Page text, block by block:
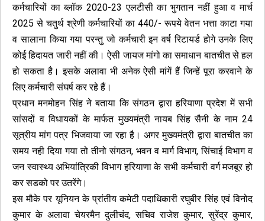
कर्मचारियों का ब्लॉक 2020-23 एलटीसी का भुगतान नहीं हुआ व मार्च
2025 से चतुर्थ श्रेणी कर्मचारियों का 440/- रूपये वेतन भत्ता काटा गया
व सालाना किया गया परन्तु जो कर्मचारी इन वर्ष रिटायर्ड होगे उनके लिए
कोई हिदायत जारी नहीं की। ऐसी जायज मांगो का समाधान बातचीत से हल
हो सकता है। इसके अलावा भी अनेक ऐसी मांगें हैं जिन्हें पूरा करवाने के
लिए कर्मचारी संघर्ष कर रहे हैं।
प्रधान मनमोहन सिंह ने बताया कि संगठन द्वारा हरियाणा प्रदेश में सभी
सांसदों व विधायकों के मार्फत मुख्यमंत्री नायब सिंह सैनी के नाम 24
सूत्रीय मांग पत्र भिजवाया जा रहा है। अगर मुख्यमंत्री द्वारा बातचीत का
समय नही दिया गया तो तीनो संगठन, भवन व मार्ग विभाग, सिंचाई विभाग व
जन स्वास्थ्य अभियांत्रिकी विभाग हरियाणा के सभी कर्मचारी वर्ग मजबूर हो
कर सडको पर उतरेंगे।
इस मौके पर यूनियन के प्रांतीय कमेटी पदाधिकारी रघुबीर सिंह एवं विनोद
कुमार के अलावा चेयरमैन दुलीचंद, सचिव राजेश कुमार, सुरेंद्र कुमार,